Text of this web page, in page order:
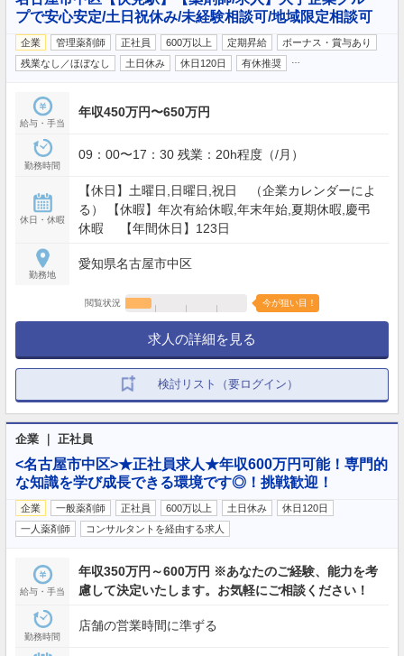
プで安心安定/土日祝休み/未経験相談可/地域限定相談可
企業 管理薬剤師 正社員 600万以上 定期昇給
ボーナス・賞与あり
残業なし／ほぼなし
土日休み 休日120日 有休推奨
給与・手当
年収450万円〜650万円
勤務時間
09：00〜17：30 残業：20h程度（/月）
休日・休暇
【休日】土曜日,日曜日,祝日 （企業カレンダーによ
る） 【休暇】年次有給休暇,年末年始,夏期休暇,慶弔
休暇 【年間休日】123日
勤務地
愛知県名古屋市中区
閲覧状況 今が狙い目！
求人の詳細を見る
検討リスト（要ログイン）
企業 ｜ 正社員
<名古屋市中区>★正社員求人★年収600万円可能！専門的
な知識を学び成長できる環境です◎！挑戦歓迎！
企業 一般薬剤師 正社員 600万以上 土日休み
休日120日
一人薬剤師
コンサルタントを経由する求人
給与・手当
年収350万円～600万円 ※あなたのご経験、能力を考
慮して決定いたします。お気軽にご相談ください！
勤務時間
店舗の営業時間に準ずる